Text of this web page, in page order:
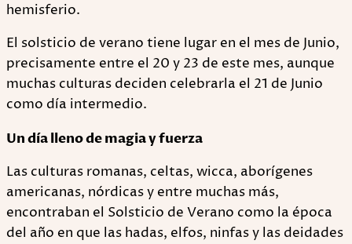
hemisferio.
El solsticio de verano tiene lugar en el mes de Junio,
precisamente entre el 20 y 23 de este mes, aunque
muchas culturas deciden celebrarla el 21 de Junio
como día intermedio.
Un día lleno de magia y fuerza
Las culturas romanas, celtas, wicca, aborígenes
americanas, nórdicas y entre muchas más,
encontraban el Solsticio de Verano como la época
del año en que las hadas, elfos, ninfas y las deidades